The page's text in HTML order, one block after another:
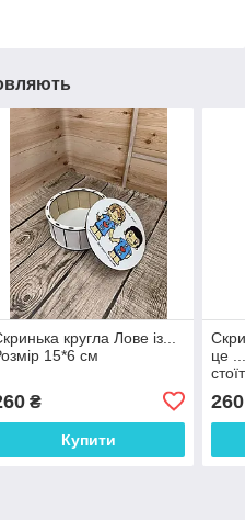
кругла Лове із...
15*6 см
₴
Купити
це
260